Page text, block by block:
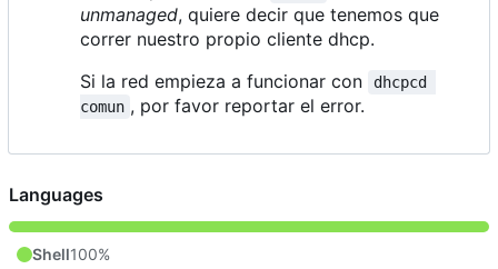
unmanaged, quiere decir que tenemos que
correr nuestro propio cliente dhcp.
Si la red empieza a funcionar con
dhcpcd
comun , por favor reportar el error.
Languages
Shell100%